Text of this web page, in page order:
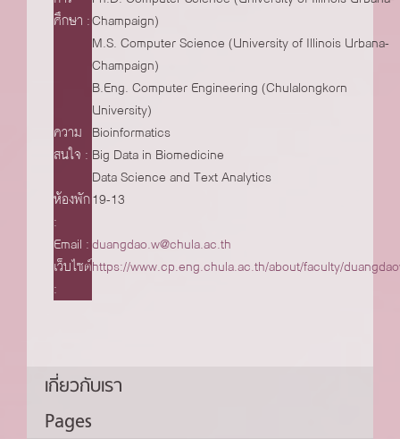
ศึกษา Champaign)
M.S. Computer Science (University of Illinois Urbana-
Champaign)
B.Eng. Computer Engineering (Chulalongkorn
University)
ความ
สนใจ
Bioinformatics
Big Data in Biomedicine
Data Science and Text Analytics
ห้องพัก19-13
Email duangdao.w@chula.ac.th
เว็บไซต์https://www.cp.eng.chula.ac.th/about/faculty/
เกี่ยวกับเรา
Pages